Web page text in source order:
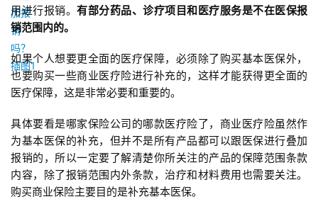
用进行报销。 有部分药品、诊疗项目和医疗服务是不在医保报
销范围内的。
如果个人想要更全面的医疗保障，必须除了购买基本医保外，
也要购买一些商业医疗险进行补充的，这样才能获得更全面的
医疗保障，这是非常必要和重要的。
具体要看是哪家保险公司的哪款医疗险了，商业医疗险虽然作
为基本医保的补充，但并不是所有产品都可以跟医保进行叠加
报销的，所以一定要了解清楚你所关注的产品的保障范围条款
内容，除了报销范围内外条款，治疗和材料费用也需要关注。
购买商业保险主要目的是补充基本医保。